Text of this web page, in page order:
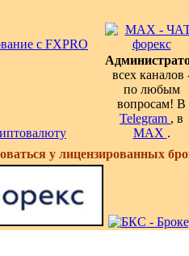
всех каналов
по любым
вопросам! В
Telegram , в
MAX .
у лицензированных